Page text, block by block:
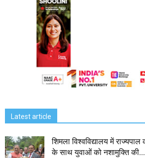
Latest article
शिमला विश्वविद्यालय में
के साथ युवाओं को नशामुक्ति की...